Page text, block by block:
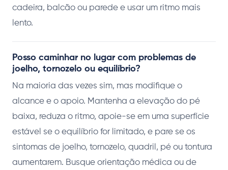
cadeira, balcão ou parede e usar um ritmo mais
lento.
Posso caminhar no lugar com problemas de
joelho, tornozelo ou equilíbrio?
Na maioria das vezes sim, mas modifique o
alcance e o apoio. Mantenha a elevação do pé
baixa, reduza o ritmo, apoie-se em uma superfície
estável se o equilíbrio for limitado, e pare se os
sintomas de joelho, tornozelo, quadril, pé ou tontura
aumentarem. Busque orientação médica ou de